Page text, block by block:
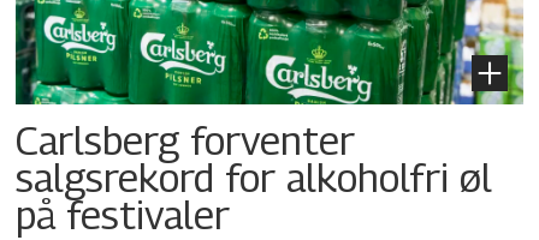
Carlsberg forventer
salgsrekord for alkoholfri øl
på festivaler